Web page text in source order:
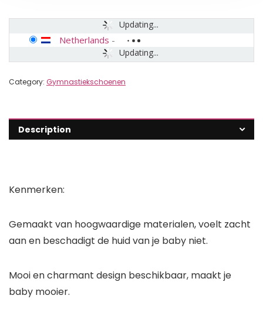
Updating...
Updating...
Netherlands -
Category: Gymnastiekschoenen
Description
Kenmerken:
Gemaakt van hoogwaardige materialen, voelt zacht
aan en beschadigt de huid van je baby niet.
Mooi en charmant design beschikbaar, maakt je
baby mooier.